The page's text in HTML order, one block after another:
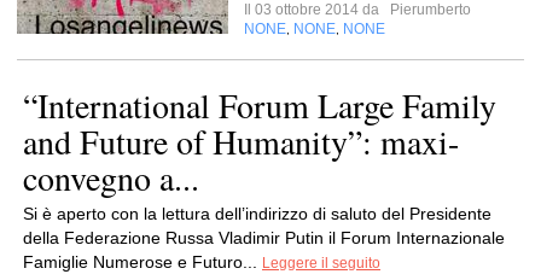
Il 03 ottobre 2014 da
Pierumberto
NONE NONE NONE
“International Forum Large Family
and Future of Humanity”: maxi-
convegno a...
Si è aperto con la lettura dell’indirizzo di saluto del Presidente
della Federazione Russa Vladimir Putin il Forum Internazionale
Famiglie Numerose e Futuro...
Leggere il seguito